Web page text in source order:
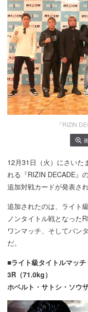
『RIZIN
12月31日（火）にさいた
れる『RIZIN DECADE』
追加対戦カードが発表され
追加されたのは、ライト
ノンタイトル戦となった
ワンマッチ、そしてバン
だ。
■ライト級タイトルマッ
3R（71.0kg）
ホベルト・サトシ・ソウ